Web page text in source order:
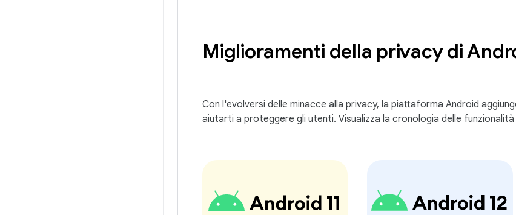
Miglioramenti della privacy di
Con l'evolversi delle minacce alla privacy, la piattaforma Android
aiutarti a proteggere gli utenti. Visualizza la cronologia delle